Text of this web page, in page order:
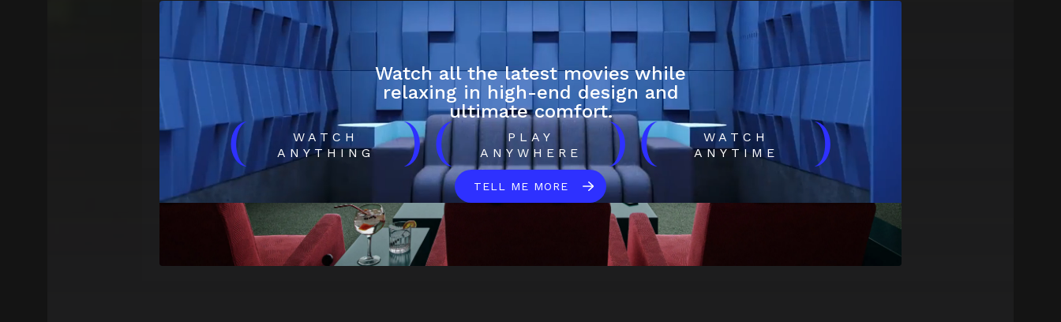
Watch all the latest movies while
relaxing in high-end design and
ultimate comfort.
(
WATCH
ANYTHING
)(
PLAY
ANYWHERE
)(
WATCH
ANYTIME
)
TELL ME MORE